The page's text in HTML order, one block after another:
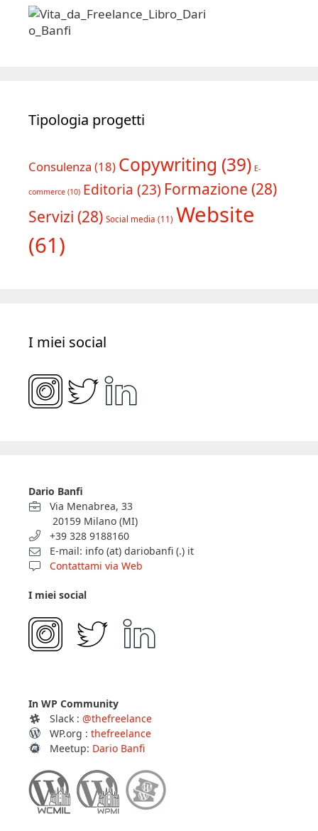
Tipologia progetti
Consulenza (18) Copywriting (39) E-
commerce (10) Editoria (23) Formazione (28)
Servizi (28) Social media (11) Website
(61)
I miei social
Dario Banfi
Via Menabrea, 33
20159 Milano (MI)
+39 328 9188160
E-mail: info (at) dariobanfi (.) it
Contattami via Web
I miei social
In WP Community
Slack : @thefreelance
WP.org : thefreelance
Meetup: Dario Banfi